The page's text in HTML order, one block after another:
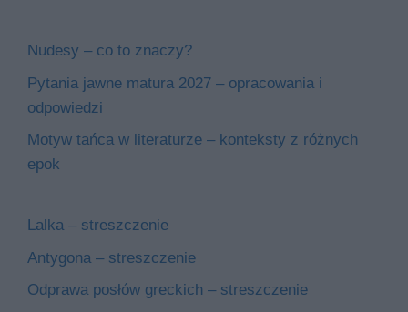
Nudesy – co to znaczy?
Pytania jawne matura 2027 – opracowania i
odpowiedzi
Motyw tańca w literaturze – konteksty z różnych
epok
Lalka – streszczenie
Antygona – streszczenie
Odprawa posłów greckich – streszczenie